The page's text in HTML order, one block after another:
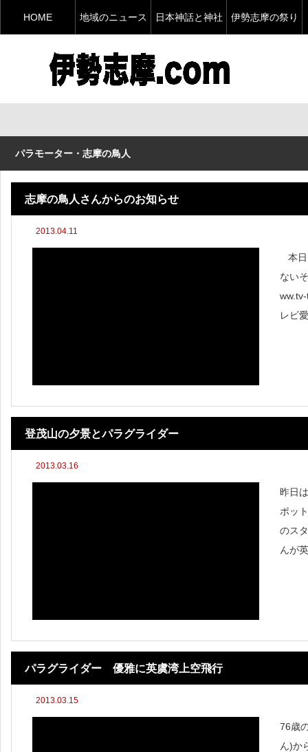
HOME 地域のニュース 日本神話と神社 伊勢志摩の祭り
パラモーター・志摩の鳥人
志摩の鳥人さんからのお知らせ
2013.04.11
本日
ない
レビ
登茂山の夕景とパラグライダー
2013.03.16
昨日
ポッ
のス
んが
パラグライダー 優雅に英虞湾上空飛行
2013.03.15
76歳
ん)か